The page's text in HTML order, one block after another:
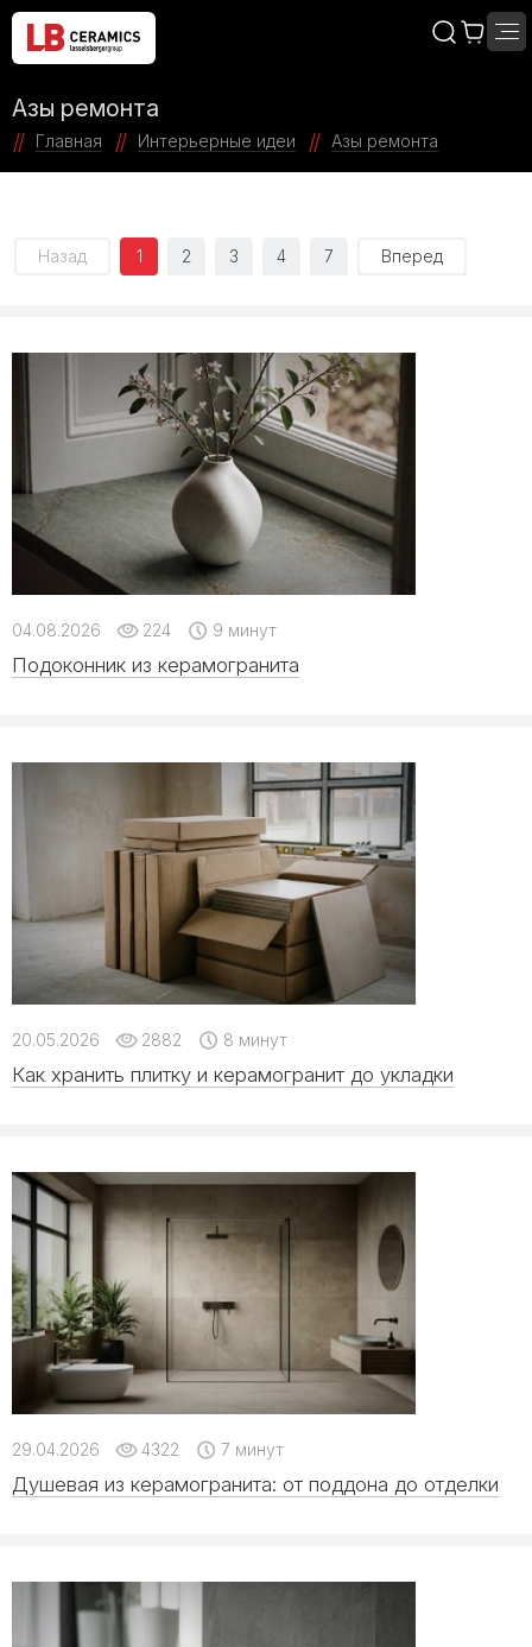
Азы ремонта
Главная Интерьерные идеи Азы ремонта
Назад 1 2 3 4 7 Вперед
04.08.2026 224 9 минут
Подоконник из керамогранита
20.05.2026 2882 8 минут
Как хранить плитку и керамогранит до укладки
29.04.2026 4322 7 минут
Душевая из керамогранита: от поддона до отделки